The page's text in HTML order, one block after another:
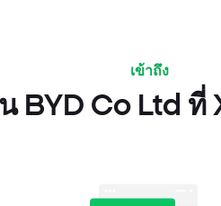
เข้าถึง
BYD Co Ltd ที่